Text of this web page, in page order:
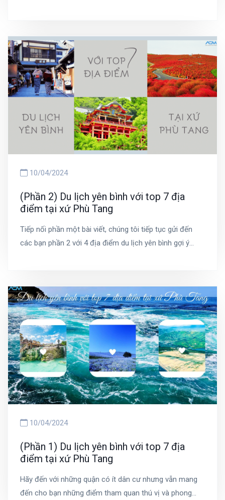
10/04/2024
(Phần 2) Du lịch yên bình với top 7 địa
điểm tại xứ Phù Tang
Tiếp nối phần một bài viết, chúng tôi tiếp tục gửi đến
các bạn phần 2 với 4 địa điểm du lịch yên bình gợi ý
lịch không đông đúc, không chen lấn nhau, không gian
thoáng đãng thưa người hơn sẽ mang đến cho bạn một
không khí thoải mái, trong lành.
10/04/2024
(Phần 1) Du lịch yên bình với top 7 địa
điểm tại xứ Phù Tang
Hãy đến với những quận có ít dân cư nhưng vẫn mang
đến cho bạn những điểm tham quan thú vị và phong